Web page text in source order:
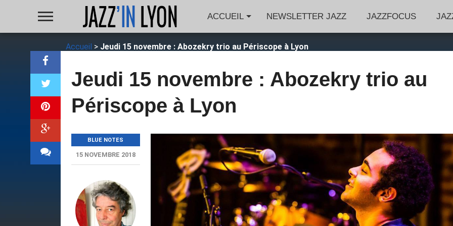
ACCUEIL NEWSLETTER JAZZ JAZZFOCUS
Accueil > Jeudi 15 novembre : Abozekry trio au Périscope à Lyon
Jeudi 15 novembre : Abozekry trio au
Périscope à Lyon
BLUE NOTES
15 NOVEMBRE 2018